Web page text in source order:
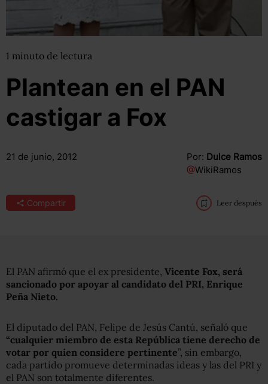
1 minuto de lectura
Plantean en el PAN
castigar a Fox
21 de junio, 2012 Por: Dulce Ramos
@WikiRamos
Compartir Leer después
El PAN afirmó que el ex presidente, Vicente Fox, será
sancionado por apoyar al candidato del PRI, Enrique
Peña Nieto.
El diputado del PAN, Felipe de Jesús Cantú, señaló que
“cualquier miembro de esta República tiene derecho de
votar por quien considere pertinente”, sin embargo,
cada partido promueve determinadas ideas y las del PRI y
el PAN son totalmente diferentes.